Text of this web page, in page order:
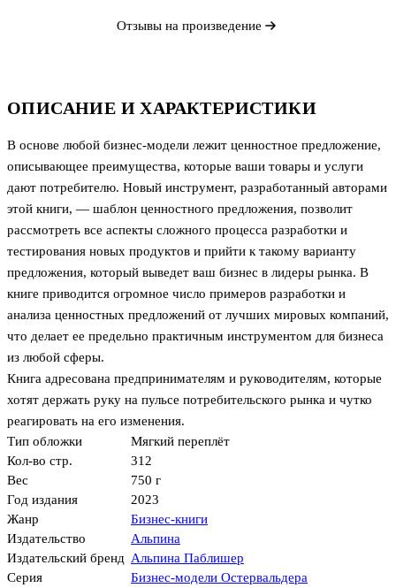
ОПИСАНИЕ И ХАРАКТЕРИСТИКИ
В основе любой бизнес-модели лежит ценностное предложение,
описывающее преимущества, которые ваши товары и услуги
дают потребителю. Новый инструмент, разработанный авторами
этой книги, — шаблон ценностного предложения, позволит
рассмотреть все аспекты сложного процесса разработки и
тестирования новых продуктов и прийти к такому варианту
предложения, который выведет ваш бизнес в лидеры рынка. В
книге приводится огромное число примеров разработки и
анализа ценностных предложений от лучших мировых компаний,
что делает ее предельно практичным инструментом для бизнеса
из любой сферы.
Книга адресована предпринимателям и руководителям, которые
хотят держать руку на пульсе потребительского рынка и чутко
реагировать на его изменения.
Тип обложки
Мягкий переплёт
Кол-во стр.
312
Вес
750 г
Год издания
2023
Жанр
Бизнес-книги
Издательство
Альпина
Издательский бренд Альпина Паблишер
Серия
Бизнес-модели Остервальдера
Отзывы на произведение